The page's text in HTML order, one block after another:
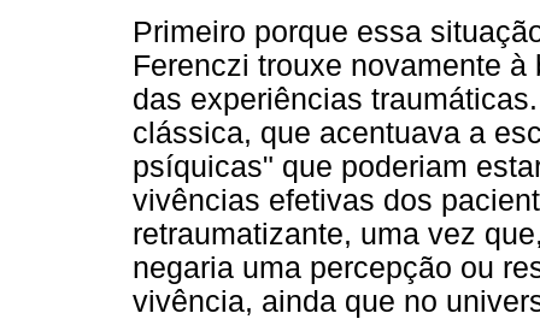
Primeiro porque essa
Ferenczi trouxe novamente
das experiências
clássica, que acentuava a
psíquicas" que poderiam
vivências efetivas dos
retraumatizante, uma vez
negaria uma percepção ou
vivência, ainda que no